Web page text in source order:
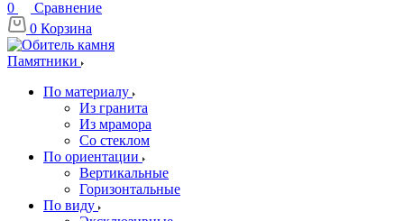
0
Сравнение
0 Корзина
Памятники
По материалу
Из гранита
Из мрамора
Со стеклом
По ориентации
Вертикальные
Горизонтальные
По виду